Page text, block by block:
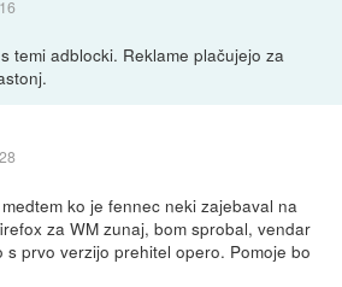
temi adblocki. Reklame plačujejo za
ko je fennec neki zajebaval na
za WM zunaj, bom sprobal, vendar
s prvo verzijo prehitel opero. Pomoje bo